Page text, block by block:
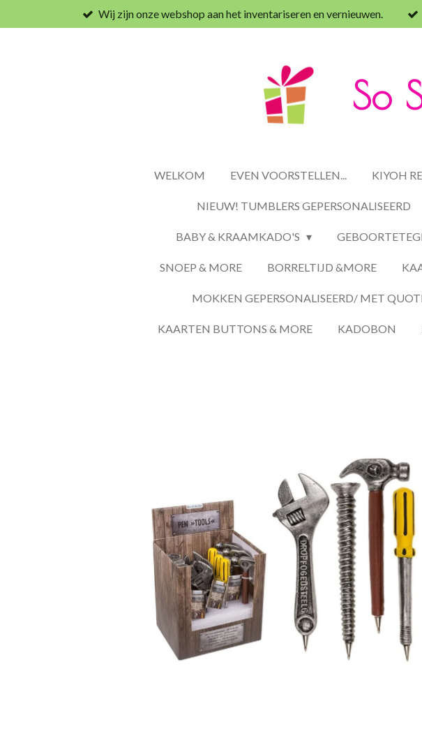
direct
Wij zijn onze webshop aan het inventariseren en vernieuwen.
So
WELKOM EVEN VOORSTELLEN... KIYOH
NIEUW! TUMBLERS GEPERSONALISEERD
BABY & KRAAMKADO'S
SNOEP & MORE BORRELTIJD &MORE
MOKKEN GEPERSONALISEERD/ MET
KAARTEN BUTTONS & MORE KADOBON